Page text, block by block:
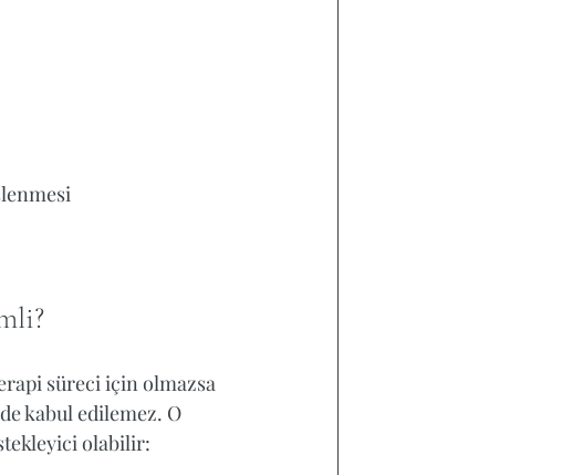
süreci için olmazsa
kabul edilemez. O
olabilir: